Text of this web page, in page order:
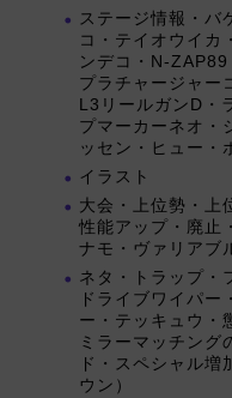
ステージ情報・バ
コ・テイオウイカ
ンデコ・N-ZAP89
プラチャージャー
L3リールガンD・
プマーカーネオ・
ッセン・ヒュー・
イラスト
大会・上位勢・上
性能アップ・廃止
ナモ・ヴァリアブ
ネタ・トラップ・
ドライブワイパ
ー・テッキュウ・
ミラーマッチング
ド・スペシャル
ウン）